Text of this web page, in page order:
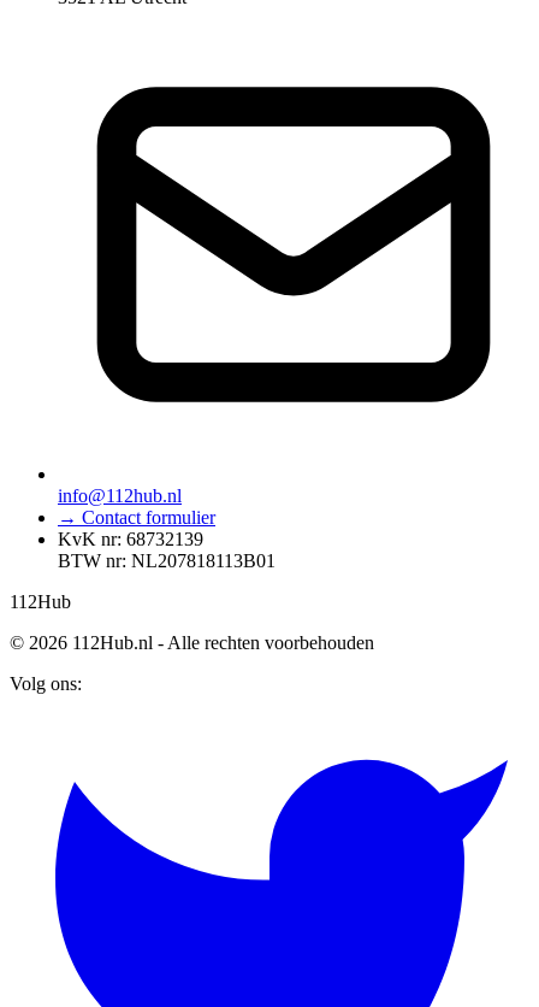
info@112hub.nl
→ Contact formulier
KvK nr: 68732139
BTW nr: NL207818113B01
112Hub
© 2026 112Hub.nl - Alle rechten voorbehouden
Volg ons: